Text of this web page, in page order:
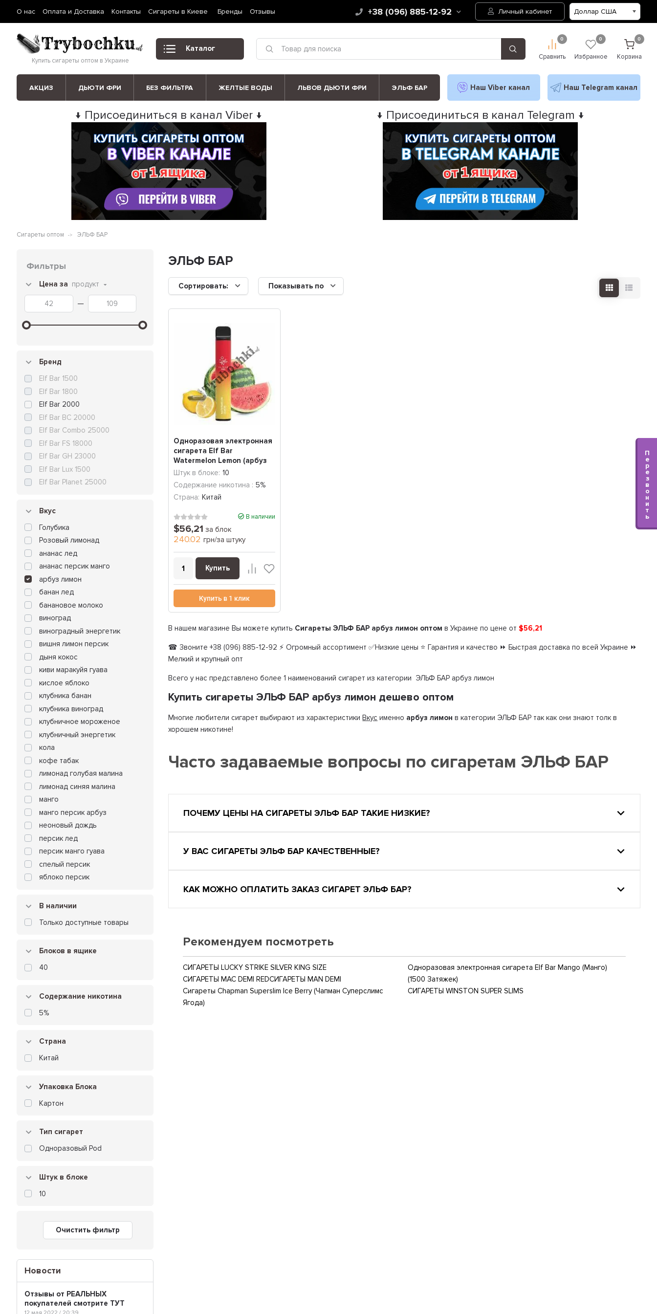
О нас Оплата и Доставка Контакты Сигареты в Киеве Бренды Отзывы +38 (096) 885-12-92 Личный кабинет
Купить сигареты оптом в Украине
Каталог
0
Сравнить
0
Избранное
0
Корзина
АКЦИЗ ДЬЮТИ ФРИ БЕЗ ФИЛЬТРА ЖЕЛТЫЕ ВОДЫ ЛЬВОВ ДЬЮТИ ФРИ ЭЛЬФ БАР Наш Viber канал Наш Telegram канал
↓ Присоединиться в канал Viber ↓ ↓ Присоединиться в канал Telegram ↓
Сигареты оптом ЭЛЬФ БАР
Фильтры
Цена за продукт
—
Бренд
Elf Bar 1500
Elf Bar 1800
Elf Bar 2000
Elf Bar BC 20000
Elf Bar Combo 25000
Elf Bar FS 18000
Elf Bar GH 23000
Elf Bar Lux 1500
Elf Bar Planet 25000
Вкус
Голубика
Розовый лимонад
ананас лед
ананас персик манго
арбуз лимон
банан лед
банановое молоко
виноград
виноградный энергетик
вишня лимон персик
дыня кокос
киви маракуйя гуава
кислое яблоко
клубника банан
клубника виноград
клубничное мороженое
клубничный энергетик
кола
кофе табак
лимонад голубая малина
лимонад синяя малина
манго
манго персик арбуз
неоновый дождь
персик лед
персик манго гуава
спелый персик
яблоко персик
В наличии
Только доступные товары
Блоков в ящике
40
Содержание никотина
5%
Страна
Китай
Упаковка Блока
Картон
Тип сигарет
Одноразовый Pod
Штук в блоке
10
Очистить фильтр
Новости
Отзывы от РЕАЛЬНЫХ
покупателей смотрите ТУТ
ЭЛЬФ БАР
Сортировать: Показывать по
Одноразовая электронная
сигарета Elf Bar
Watermelon Lemon (арбуз
лимон) (2000...
Штук в блоке: 10
Содержание никотина : 5%
Страна: Китай
В наличии
$56,21 за блок
240.02 грн/за штуку
Купить
Купить в 1 клик
В нашем магазине Вы можете купить Сигареты ЭЛЬФ БАР арбуз лимон оптом в Украине по цене от$56,21
☎ Звоните +38 (096) 885-12-92 ⚡ Огромный ассортимент ✅Низкие цены ⭐ Гарантия и качество ⏩ Быстрая доставка по всей Украине ⏩
Мелкий и крупный опт
Всего у нас представлено более 1 наименований сигарет из категории ЭЛЬФ БАР арбуз лимон
Купить сигареты ЭЛЬФ БАР арбуз лимон дешево оптом
Многие любители сигарет выбирают из характеристикиВкус именно арбуз лимон в категории ЭЛЬФ БАР так как они знают толк в
хорошем никотине!
Часто задаваемые вопросы по сигаретам ЭЛЬФ БАР
ПОЧЕМУ ЦЕНЫ НА СИГАРЕТЫ ЭЛЬФ БАР ТАКИЕ НИЗКИЕ?
У ВАС СИГАРЕТЫ ЭЛЬФ БАР КАЧЕСТВЕННЫЕ?
КАК МОЖНО ОПЛАТИТЬ ЗАКАЗ СИГАРЕТ ЭЛЬФ БАР?
Рекомендуем посмотреть
СИГАРЕТЫ LUCKY STRIKE SILVER KING SIZE
СИГАРЕТЫ MAC DEMI REDСИГАРЕТЫ MAN DEMI
Сигареты Chapman Superslim Ice Berry (Чапман Суперслимс
Ягода)
Одноразовая электронная сигарета Elf Bar Mango (Манго)
(1500 Затяжек)
СИГАРЕТЫ WINSTON SUPER SLIMS
П
е
р
е
з
в
о
н
и
т
ь